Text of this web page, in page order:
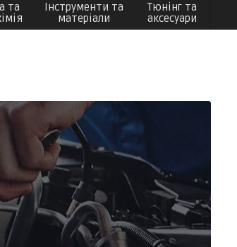
та
Інструменти та
матеріали
Тюнінг та
аксесуари